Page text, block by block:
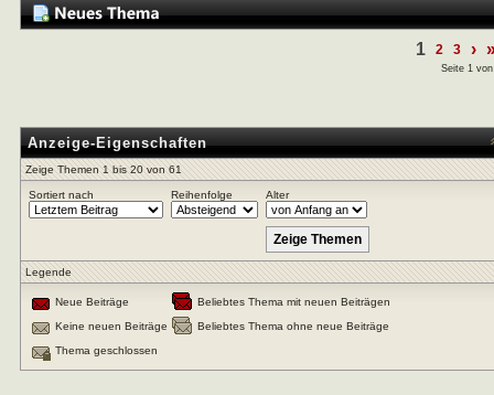
1 2 3 ›
Seite 1
Anzeige-Eigenschaften
Zeige Themen 1 bis 20 von 61
Sortiert nach Reihenfolge Alter
Legende
Neue Beiträge
Beliebtes Thema mit neuen Beiträgen
Keine neuen Beiträge
Beliebtes Thema ohne neue Beiträge
Thema geschlossen